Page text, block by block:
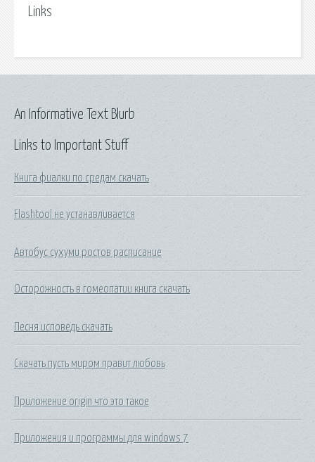
Links
Links to Important Stuff
Книга фиалки по средам скачать
Flashtool не устанавливается
Автобус сухуми ростов расписание
Осторожность в гомеопатии книга скачать
Песня исповедь скачать
Скачать пусть миром правит любовь
Приложение origin что это такое
Приложения и программы для windows 7
An Informative Text Blurb